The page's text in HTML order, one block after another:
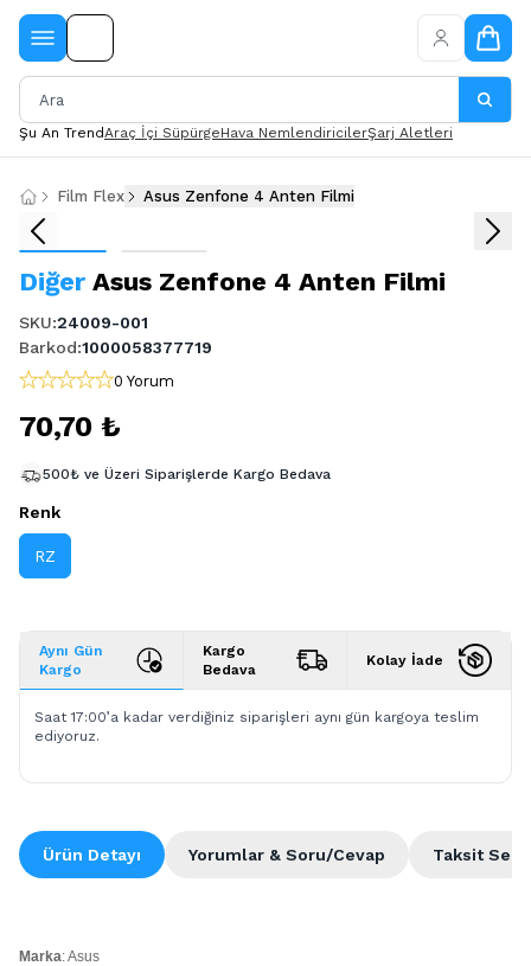
Şu An TrendAraç İçi SüpürgeHava NemlendiricilerŞarj Aletleri
Film Flex Asus Zenfone 4 Anten Filmi
Diğer Asus Zenfone 4 Anten Filmi
SKU:24009-001
Barkod:1000058377719
0 Yorum
70,70 ₺
500₺ ve Üzeri Siparişlerde Kargo Bedava
Renk
RZ
Aynı Gün
Kargo
Kargo
Bedava
Kolay İade
Saat 17:00’a kadar verdiğiniz siparişleri aynı gün kargoya teslim
ediyoruz.
Ürün Detayı Taksit
Yorumlar & Soru/Cevap
Marka: Asus